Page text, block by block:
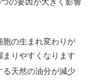
の要因が大きく影響
胞の生まれ変わりが
りやすくなります
る天然の油分が減少